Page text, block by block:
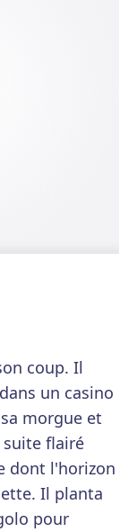
coup. Il
un casino
morgue et
flairé
dont l'horizon
Il planta
pour